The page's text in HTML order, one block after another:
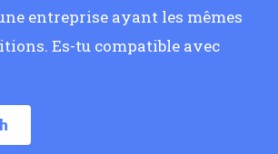
entreprise ayant les mêmes
Es-tu compatible avec